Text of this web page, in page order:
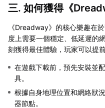
三. 如何獲得《
《Dreadway》的核心樂趣在
度上需要一個穩定、低延遲的
刻獲得最佳體驗，玩家可以提
在遊戲下載前，預先安裝並
具。
根據自身地理位置和網絡狀
器節點。